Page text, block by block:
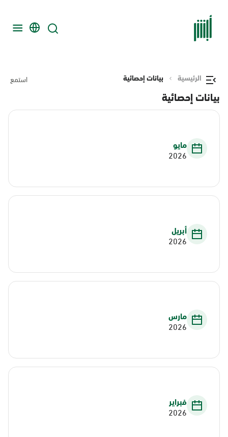
الرئيسية بيانات إحصائية استمع
بيانات إحصائية
مايو
2026
أبريل
2026
مارس
2026
فبراير
2026